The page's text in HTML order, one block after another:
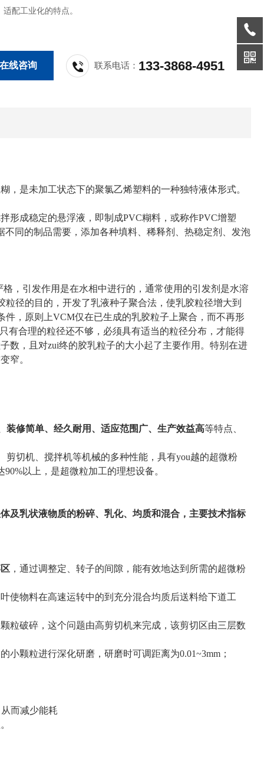
配工业化的特点。
线咨询 联系电话： 133-3868-4951
是未加工状态下的聚氯乙烯塑料的一种独特液体形式。
形成稳定的悬浮液，即制成PVC糊料，或称作PVC增塑
同的制品需要，添加各种填料、稀释剂、热稳定剂、发泡
，引发作用是在水相中进行的，通常使用的引发剂是水溶
径的目的，开发了乳液种子聚合法，使乳胶粒径增大到
，原则上VCM仅在已生成的乳胶粒子上聚合，而不再形
有合理的粒径还不够，必须具有适当的粒径分布，才能得
数，且对zui终的胶乳粒子的大小起了主要作用。特别在进
窄。
装修简单、 经久耐用 、 适应范围广、 生产效益高等特点、
切机、搅拌机等机械的多种性能，具有you越的超微粉
以上，是超微粒加工的理想设备。
乳状液物质的粉碎、乳化、均质和混合，主要技术指标
，通过调整定、转子的间隙，能有效地达到所需的超微粉
使物料在高速运转中的到充分混合均质后送料给下道工
粒破碎，这个问题由高剪切机来完成，该剪切区由三层数
颗粒进行深化研磨，研磨时可调距离为0.01~3mm；
而减少能耗